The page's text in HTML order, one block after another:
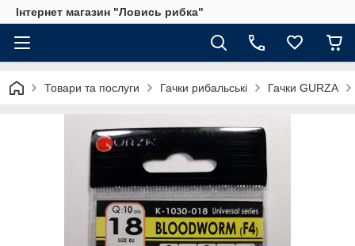
Інтернет магазин "Ловись рибка"
Товари та послуги Гачки рибальські Гачки GURZA